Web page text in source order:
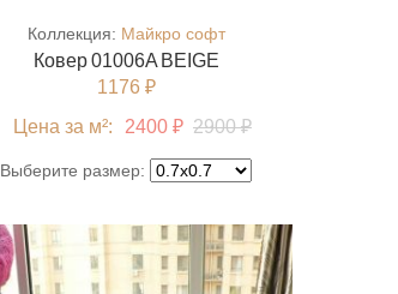
Коллекция: Майкро софт
Ковер 01006A BEIGE
1176 ₽
Цена за м²:
2400 ₽ 2900 ₽
Выберите размер: